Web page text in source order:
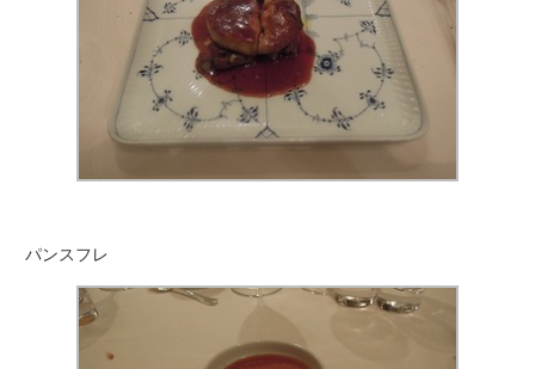
パンスフレ